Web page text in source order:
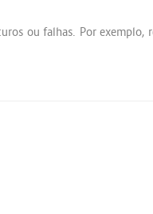
ou falhas. Por exemplo,